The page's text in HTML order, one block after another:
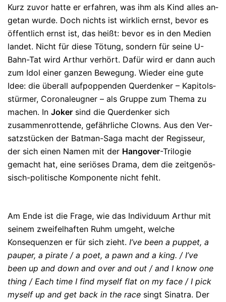
Kurz zuvor hatte er er­fahren, was ihm als Kind alles an­
getan wurde. Doch nichts ist wirklich ernst, be­vor es
öffentlich ernst ist, das heißt: bevor es in den Medien
landet. Nicht für diese Tö­tung, son­dern für seine U-
Bahn-Tat wird Arthur verhört. Dafür wird er dann auch
zum Idol einer ganzen Bewegung. Wieder eine gute
Idee: die über­all auf­pop­penden Querdenker – Kapi­tols­
stür­mer, Co­ro­na­leugner – als Gruppe zum Thema zu
ma­chen. In Joker sind die Quer­den­ker sich
zusammenrottende, gefährliche Clowns. Aus den Ver­
satz­stücken der Bat­man-Saga macht der Regisseur,
der sich einen Na­men mit der Hang­over-Trilogie
gemacht hat, eine seriöses Drama, dem die zeitge­nös­
sisch-po­li­tische Komponente nicht fehlt.
Am Ende ist die Frage, wie das Individuum Arthur mit
seinem zweifel­haften Ruhm umgeht, welche
Konsequenzen er für sich zieht. I’ve been a puppet, a
pauper, a pirate / a poet, a pawn and a king. / I’ve
been up and down and over and out / and I know one
thing / Each time I find myself flat on my face / I pick
myself up and get back in the race singt Sinatra. Der